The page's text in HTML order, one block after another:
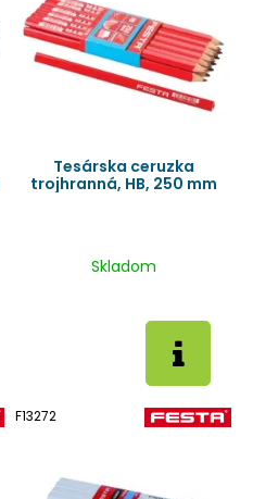
Tesárska ceruzka
trojhranná, HB, 250 mm
Skladom
F13272